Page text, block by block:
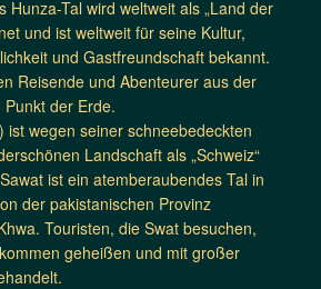
Hunza-Tal wird weltweit als „Land der
und ist weltweit für seine Kultur,
und Gastfreundschaft bekannt.
Reisende und Abenteurer aus der
der Erde.
ist wegen seiner schneebedeckten
Landschaft als „Schweiz“
ist ein atemberaubendes Tal in
der pakistanischen Provinz
Touristen, die Swat besuchen,
geheißen und mit großer